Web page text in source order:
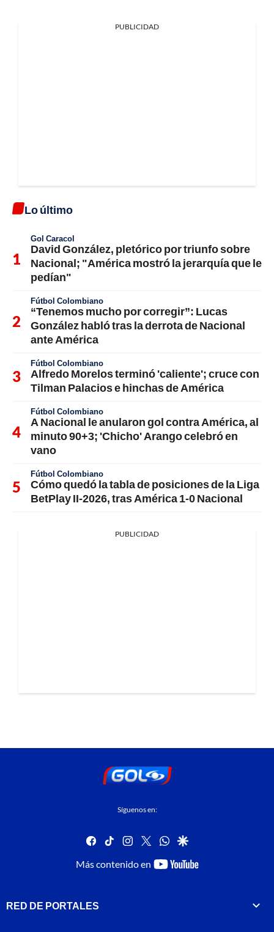
PUBLICIDAD
Lo último
Gol Caracol
David González, pletórico por triunfo sobre
Nacional; "América mostró la jerarquía que le
pedían"
Fútbol Colombiano
“Tenemos mucho por corregir”: Lucas
González habló tras la derrota de Nacional
ante América
Fútbol Colombiano
Alfredo Morelos terminó 'caliente'; cruce con
Tilman Palacios e hinchas de América
Fútbol Colombiano
A Nacional le anularon gol contra América, al
minuto 90+3; 'Chicho' Arango celebró en
vano
Fútbol Colombiano
Cómo quedó la tabla de posiciones de la Liga
BetPlay II-2026, tras América 1-0 Nacional
PUBLICIDAD
Síguenos en:
facebook
tiktok instagram
twitterwhatsapp
google
Más contenido en
youtube-
RED DE PORTALES